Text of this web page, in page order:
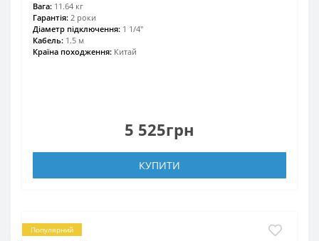
Вага: 11.64 кг
Гарантія: 2 роки
Діаметр підключення: 1 1/4"
Кабель: 1.5 м
Країна походження: Китай
5 525грн
КУПИТИ
Популярний